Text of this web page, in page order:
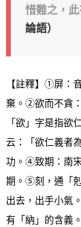
惜難之，
論語）
【註釋】①屏：
棄。②欲而不貪
「欲」字是指欲
云：「欲仁義者
功。④致期：南
期。⑤刻，通「
出去，出手小氣
有「納」的含義